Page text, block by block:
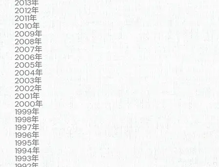
2013年
2012年
2011年
2010年
2009年
2008年
2007年
2006年
2005年
2004年
2003年
2002年
2001年
2000年
1999年
1998年
1997年
1996年
1995年
1994年
1993年